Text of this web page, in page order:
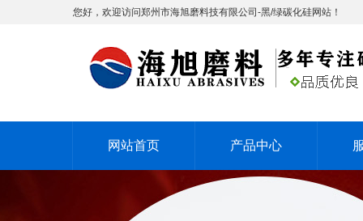
您好，欢迎访问郑州市海旭磨料技有限公司-黑/绿碳化硅网站！
网站首页 产品中心